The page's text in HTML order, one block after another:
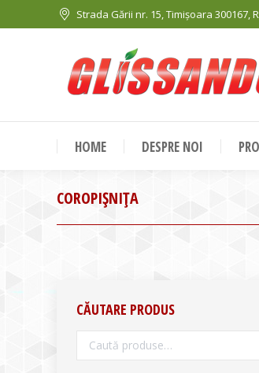
Strada Gării nr. 15, Timișoara 300167,
HOME DESPRE NOI
COROPIŞNIŢA
CĂUTARE PRODUS